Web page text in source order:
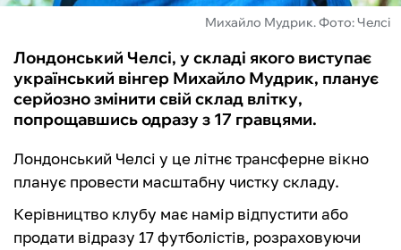
Михайло Мудрик. Фото: Челсі
Лондонський Челсі, у складі якого виступає
український вінгер Михайло Мудрик, планує
серйозно змінити свій склад влітку,
попрощавшись одразу з 17 гравцями.
Лондонський Челсі у це літнє трансферне вікно
планує провести масштабну чистку складу.
Керівництво клубу має намір відпустити або
продати відразу 17 футболістів, розраховуючи